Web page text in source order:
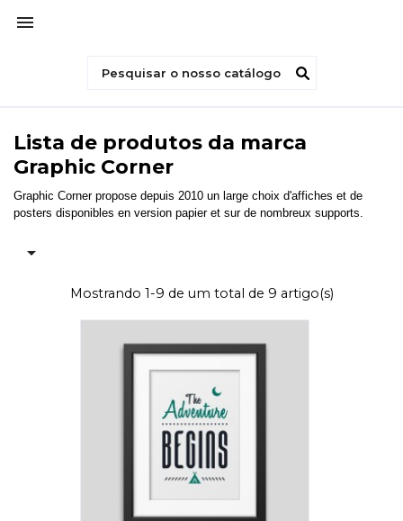

Lista de produtos da marca
Graphic Corner
Graphic Corner propose depuis 2010 un large choix d'affiches et de
posters disponibles en version papier et sur de nombreux supports.

Mostrando 1-9 de um total de 9 artigo(s)